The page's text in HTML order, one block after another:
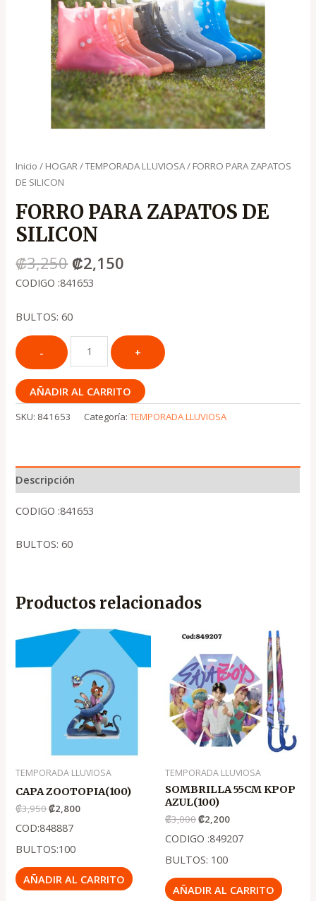
Inicio / HOGAR/TEMPORADA LLUVIOSA/ FORRO PARA ZAPATOS
DE SILICON
FORRO PARA ZAPATOS DE
SILICON
₡3,250 ₡2,150
CODIGO :841653
BULTOS: 60
AÑADIR AL CARRITO
SKU: 841653 Categoría:TEMPORADA LLUVIOSA
Descripción
CODIGO :841653
BULTOS: 60
Productos relacionados
TEMPORADA LLUVIOSA
CAPA ZOOTOPIA(100)
₡3,950
precio
original
era:
₡3,950
₡2,800
El
.
₡2,800
COD:848887
BULTOS:100
AÑADIR AL CARRITO
TEMPORADA LLUVIOSA
SOMBRILLA 55CM KPOP
AZUL(100)
₡3,000
precio
original
era:
.
₡3,000
₡2,200
actual
es:
.
₡2,200
CODIGO :849207
BULTOS: 100
AÑADIR AL CARRITO